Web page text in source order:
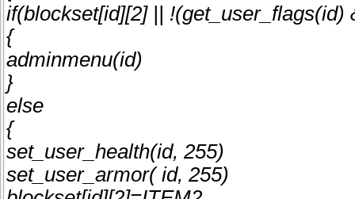
if(blockset[id][2] ||
{
adminmenu(id)
}
else
{
set_user_health(id, 255)
set_user_armor( id, 255)